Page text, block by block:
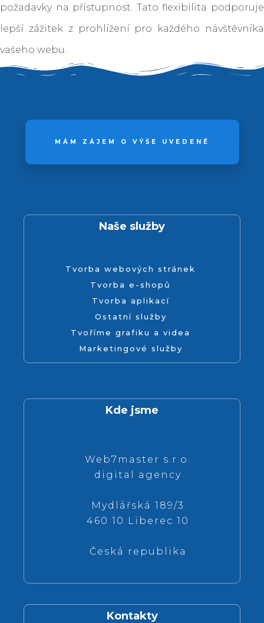
požadavky na přístupnost. Tato flexibilita podporuje
lepší zážitek z prohlížení pro každého návštěvníka
vašeho webu.
MÁM ZÁJEM O VÝŠE UVEDENÉ
Naše služby
Tvorba webových stránek
Tvorba e-shopů
Tvorba aplikací
Ostatní služby
Tvoříme grafiku a videa
Marketingové služby
Kde jsme
Web7master s.r.o.
digital agency
Mydlářská 189/3
460 10 Liberec 10
Česká republika
Kontakty